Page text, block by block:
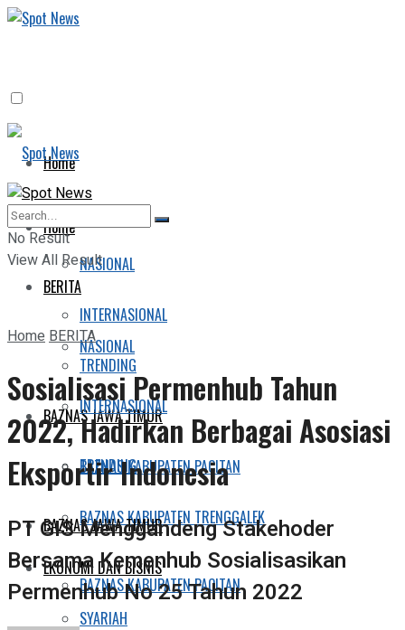
Home
BERITA
NASIONAL
INTERNASIONAL
TRENDING
BAZNAS JAWA TIMUR
BAZNAS KABUPATEN PACITAN
BAZNAS KABUPATEN TRENGGALEK
EKONOMI DAN BISNIS
SYARIAH
Home
BERITA
NASIONAL
INTERNASIONAL
TRENDING
BAZNAS JAWA TIMUR
BAZNAS KABUPATEN PACITAN
No Result
View All Result
HomeBERITA
Sosialisasi Permenhub Tahun
2022, Hadirkan Berbagai Asosiasi
Eksportir Indonesia
PT GIS Menggandeng Stakehoder
Bersama Kemenhub Sosialisasikan
Permenhub No 25 Tahun 2022